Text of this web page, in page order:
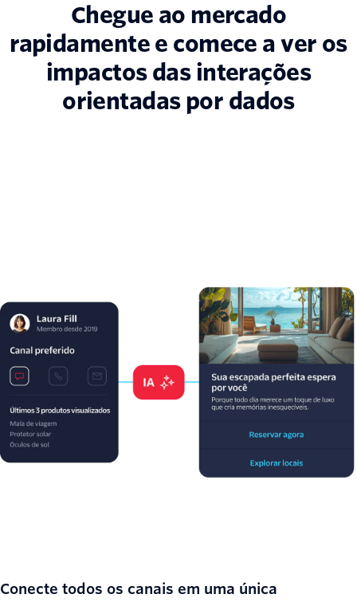
Chegue ao mercado
rapidamente e comece a ver os
impactos das interações
orientadas por dados
Conecte todos os canais em uma única